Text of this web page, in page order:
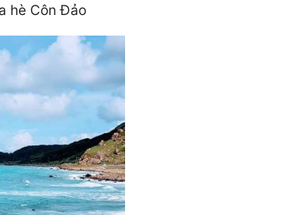
hè Côn Đảo